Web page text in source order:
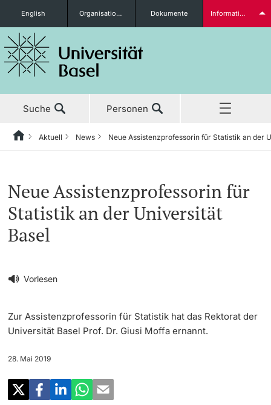
Studieninteressierte
weitere Informationen
English Organisationseinheiten Dokumente Informationen für...
Suche Personen
Aktuell
‡ ‡ ‡ ‡
News
‡ ‡ ‡ ‡
Newsletter bestellen
‡ ‡ ‡ ‡
Universität in den Medien
Veranstaltungskalender
‡ ‡ ‡ ‡ ‡ ‡ ‡ ‡ ‡ ‡ ‡ ‡
Social Media
‡ ‡ ‡ ‡ ‡ ‡ ‡ ‡ ‡ ‡ ‡ ‡ ‡ ‡ ‡ ‡
Studium
Forschung
Lehre
‡ ‡ ‡ ‡ ‡ ‡ ‡ ‡ ‡ ‡ ‡ ‡ ‡ ‡ ‡ ‡ ‡ ‡ ‡ ‡ ‡ ‡ ‡ ‡ ‡ ‡ ‡ ‡ ‡ ‡ ‡ ‡ ‡ ‡ ‡ ‡ ‡ ‡ ‡ ‡ ‡
HomeZurückAktuell News Neue Assistenzprofessorin für Statistik an der
Vorlesen
Neue Assistenzprofessorin für
Statistik an der Universität
Basel
Zur Assistenzprofessorin für Statistik hat das Rektorat der
Universität Basel Prof. Dr. Giusi Moffa ernannt.
28. Mai 2019